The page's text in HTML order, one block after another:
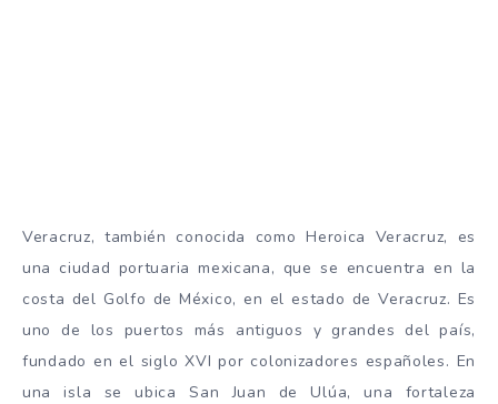
Veracruz, también conocida como Heroica Veracruz, es
una ciudad portuaria mexicana, que se encuentra en la
costa del Golfo de México, en el estado de Veracruz. Es
uno de los puertos más antiguos y grandes del país,
fundado en el siglo XVI por colonizadores españoles. En
una isla se ubica San Juan de Ulúa, una fortaleza